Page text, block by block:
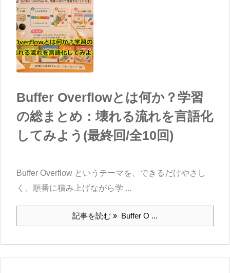
Buffer Overflowとは何か？学習
の総まとめ：壊れる流れを言語化
してみよう(最終回/全10回)
Buffer Overflow というテーマを、できるだけやさし
く、順番に積み上げながら学 ...
記事を読む Buffer O ...